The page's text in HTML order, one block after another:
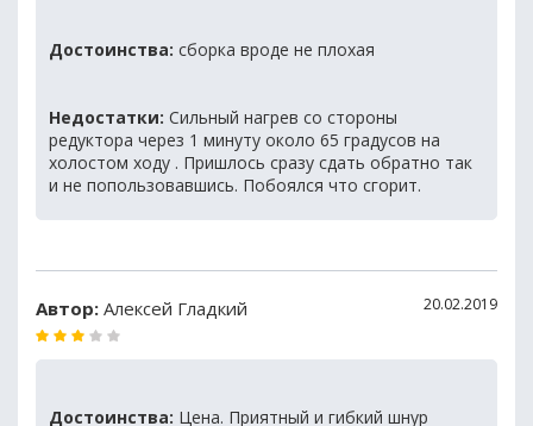
Достоинства: сборка вроде не плохая
Недостатки: Сильный нагрев со стороны
редуктора через 1 минуту около 65 градусов на
холостом ходу . Пришлось сразу сдать обратно так
и не попользовавшись. Побоялся что сгорит.
Автор: Алексей Гладкий 20.02.2019
Достоинства: Цена. Приятный и гибкий шнур